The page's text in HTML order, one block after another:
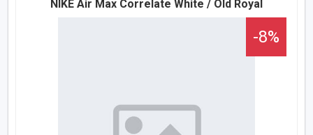
NIKE Air Max Correlate White / Old Royal
-8%